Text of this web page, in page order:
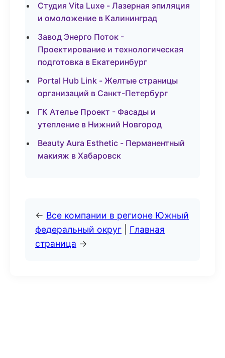
Студия Vita Luxe - Лазерная эпиляция
и омоложение в Калининград
Завод Энерго Поток -
Проектирование и технологическая
подготовка в Екатеринбург
Portal Hub Link - Желтые страницы
организаций в Санкт-Петербург
ГК Ателье Проект - Фасады и
утепление в Нижний Новгород
Beauty Aura Esthetic - Перманентный
макияж в Хабаровск
← Все компании в регионе Южный
федеральный округ
Главная
страница →